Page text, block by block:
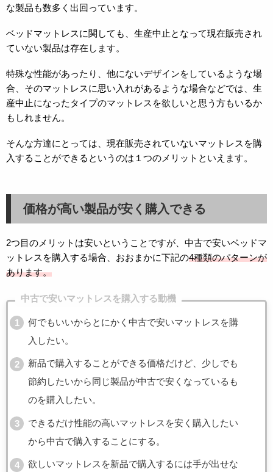
な製品も数多く出回っています。
ベッドマットレスに関しても、生産中止となって現在販売され
ていない製品は存在します。
特殊な性能があったり、他にないデザインをしているような場
合、そのマットレスに思い入れがあるような場合などでは、生
産中止になったタイプのマットレスを欲しいと思う方もいるか
もしれません。
そんな方達にとっては、現在販売されていないマットレスを購
入することができるというのは１つのメリットといえます。
価格が高い製品が安く購入できる
2つ目のメリットは安いということですが、中古で安いベッドマ
ットレスを購入する場合、おおまかに下記の4種類のパターンが
あります。
中古で安いマットレスを購入する動機
何でもいいからとにかく中古で安いマットレスを購
入したい。
新品で購入することができる価格だけど、少しでも
節約したいから同じ製品が中古で安くなっているも
のを購入したい。
できるだけ性能の高いマットレスを安く購入したい
から中古で購入することにする。
欲しいマットレスを新品で購入するには手が出せな